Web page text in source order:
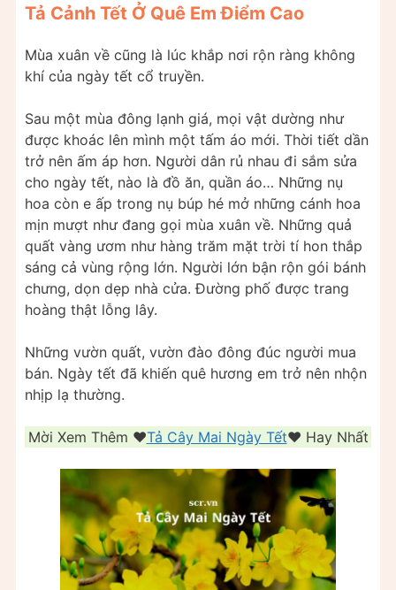
Tả Cảnh Tết Ở Quê Em Điểm Cao
Mùa xuân về cũng là lúc khắp nơi rộn ràng không
khí của ngày tết cổ truyền.
Sau một mùa đông lạnh giá, mọi vật dường như
được khoác lên mình một tấm áo mới. Thời tiết dần
trở nên ấm áp hơn. Người dân rủ nhau đi sắm sửa
cho ngày tết, nào là đồ ăn, quần áo… Những nụ
hoa còn e ấp trong nụ búp hé mở những cánh hoa
mịn mượt như đang gọi mùa xuân về. Những quả
quất vàng ươm như hàng trăm mặt trời tí hon thắp
sáng cả vùng rộng lớn. Người lớn bận rộn gói bánh
chưng, dọn dẹp nhà cửa. Đường phố được trang
hoàng thật lỗng lây.
Những vườn quất, vườn đào đông đúc người mua
bán. Ngày tết đã khiến quê hương em trở nên nhộn
nhịp lạ thường.
Mời Xem Thêm ❤️️Tả Cây Mai Ngày Tết❤️️ Hay Nhất